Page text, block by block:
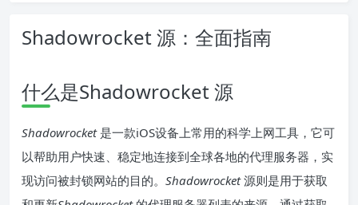
Shadowrocket 源：全面指南
什么是Shadowrocket 源
Shadowrocket是一款iOS设备上常用的科学上网工具，它可
以帮助用户快速、稳定地连接到全球各地的代理服务器，实
现访问被封锁网站的目的。 Shadowrocket源则是用于获取